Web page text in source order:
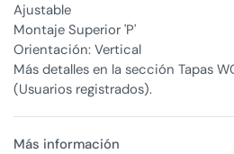
Ajustable
Montaje Superior 'P'
Orientación: Vertical
Más detalles en la sección Tapas
(Usuarios registrados).
Más información